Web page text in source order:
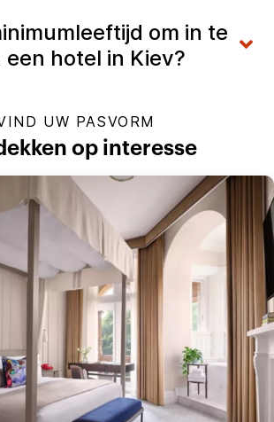
om in te
hotel in Kiev?
UW PASVORM
op interesse